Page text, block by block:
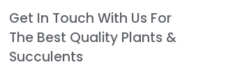
Get In Touch With Us For
The Best Quality Plants &
Succulents